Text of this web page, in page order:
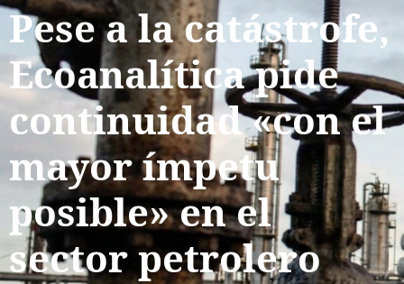
Pese a la catástrofe,
Ecoanalítica pide
continuidad «con el
mayor ímpetu
posible» en el
sector petrolero